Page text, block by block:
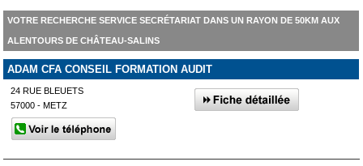
VOTRE RECHERCHE SERVICE SECRÉTARIAT DANS UN RAYON DE 50KM AUX
ALENTOURS DE CHÂTEAU-SALINS
ADAM CFA CONSEIL FORMATION AUDIT
24 RUE BLEUETS
57000 - METZ